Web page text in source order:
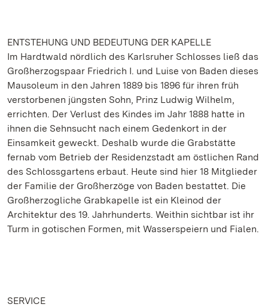
ENTSTEHUNG UND BEDEUTUNG DER KAPELLE
Im Hardtwald nördlich des Karlsruher Schlosses ließ das
Großherzogspaar Friedrich I. und Luise von Baden dieses
Mausoleum in den Jahren 1889 bis 1896 für ihren früh
verstorbenen jüngsten Sohn, Prinz Ludwig Wilhelm,
errichten. Der Verlust des Kindes im Jahr 1888 hatte in
ihnen die Sehnsucht nach einem Gedenkort in der
Einsamkeit geweckt. Deshalb wurde die Grabstätte
fernab vom Betrieb der Residenzstadt am östlichen Rand
des Schlossgartens erbaut. Heute sind hier 18 Mitglieder
der Familie der Großherzöge von Baden bestattet. Die
Großherzogliche Grabkapelle ist ein Kleinod der
Architektur des 19. Jahrhunderts. Weithin sichtbar ist ihr
Turm in gotischen Formen, mit Wasserspeiern und Fialen.
SERVICE